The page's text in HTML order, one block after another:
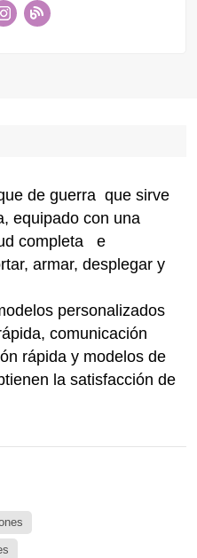
de guerra que sirve
equipado con una
completa e
armar, desplegar y
personalizados
comunicación
rápida y modelos de
la satisfacción de